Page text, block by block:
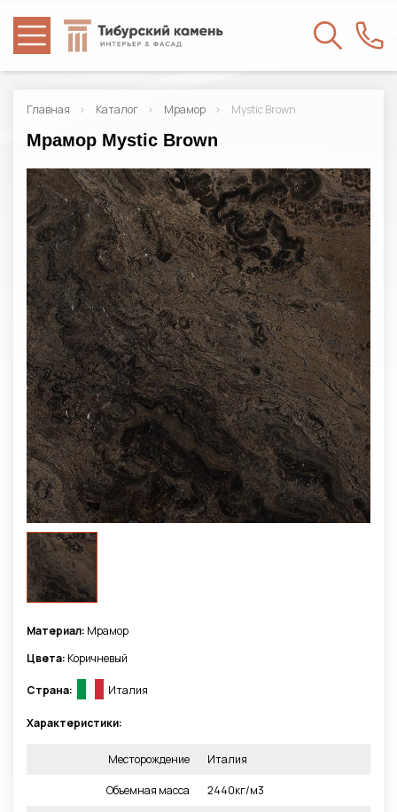
Главная Каталог Мрамор Mystic Brown
Мрамор Mystic Brown
Материал: Мрамор
Цвета: Коричневый
Страна: Италия
Характеристики:
Месторождение Италия
Объемная масса 2440кг/м3